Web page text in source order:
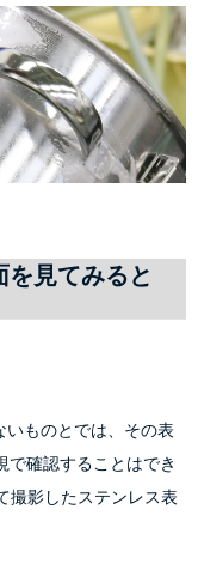
を見てみると
で確認することはでき
撮影したステンレス表